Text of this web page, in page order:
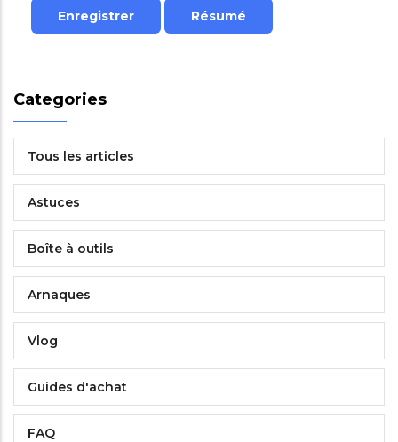
Categories
Tous les articles
Astuces
Boîte à outils
Arnaques
Vlog
Guides d'achat
FAQ